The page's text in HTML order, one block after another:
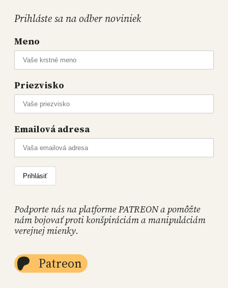
Prihláste sa na odber noviniek
Meno
Priezvisko
Emailová adresa
Podporte nás na platforme PATREON a pomôžte
nám bojovať proti konšpiráciám a manipuláciám
verejnej mienky.
Patreon